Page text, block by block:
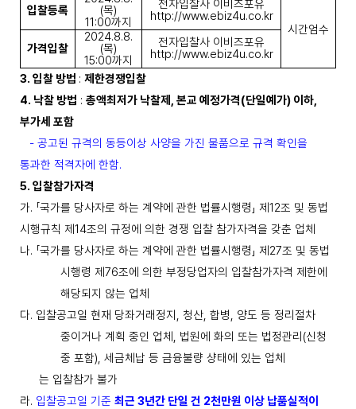
입찰등록
(목)
11:00까지
전자입찰사 이비즈포유
http://www.ebiz4u.co.kr
시간엄수
가격입찰
2024.8.8.
(목)
15:00까지
전자입찰사 이비즈포유
http://www.ebiz4u.co.kr
3. 입찰 방법 : 제한경쟁입찰
4. 낙찰 방법 : 총액최저가 낙찰제 , 본교 예정가격(단일예가) 이하,
부가세 포함
- 공고된 규격의 동등이상 사양을 가진 물품으로 규격 확인을
통과한 적격자에 한함.
5. 입찰참가자격
가. 「국가를 당사자로 하는 계약에 관한 법률시행령 」 제12조 및 동법
시행규칙 제14조의 규정에 의한 경쟁 입찰 참가자격을 갖춘 업체
나. 「국가를 당사자로 하는 계약에 관한 법률시행령 」 제27조 및 동법
시행령 제76조에 의한 부정당업자의 입찰참가자격 제한에
해당되지 않는 업체
다. 입찰공고일 현재 당좌거래정지, 청산, 합병, 양도 등 정리절차
중이거나 계획 중인 업체, 법원에화의 또는 법정관리(신청
중 포함),세금체납 등 금융불량 샹태에 있는 업체
는 입찰참가 불가
라. 입찰공고일 기준 최근 3년간 단일 건 2천만원 이상 납품실적이